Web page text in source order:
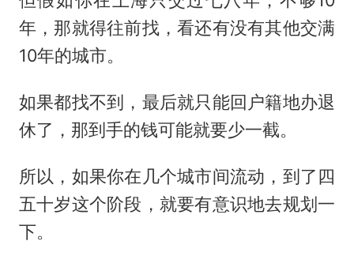
年，那就得往前找，看还有没有其他交满
10年的城市。
如果都找不到，最后就只能回户籍地办退
休了，那到手的钱可能就要少一截。
所以，如果你在几个城市间流动，到了四
五十岁这个阶段，就要有意识地去规划一
下。